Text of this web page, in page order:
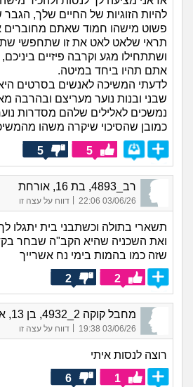
להיות הזוגיות של החיים שלך,
פשוט מישהו חמוד שאתם מחוברים
תראי שלאט לאט את זו שתחפשי
ושתתחילו מגע וקרבה פיזיים
אתם תהיו ביחד במיטה.
לדעתי המשיכה לאנשים בסרטים
שבני ובנות נוער מעריצם ובהרבה
נמשכים לאלילים שלהם מסדרות
כמובן שהסיכוי שיקרה משהו
5
5
רב_4893, בת 16, אורחת
03/06/26 22:06
| דווח על עצה זו
תשארי בתולה וכשתבני בית יתגלו
ואת השכניה שהיא הקב"ה שבחר
שזה כמו בהמות בימי נח אשרייך
2
2
מחבל קוקה 2_4932, בן 13, אורח
03/06/26 19:38
| דווח על עצה זו
רוצה לנסות איתי
1
6